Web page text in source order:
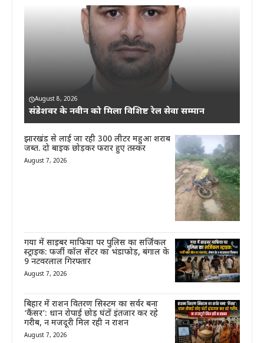
August 8, 2026
संडेशवर के नवीन को मिला विशिष्ट रेल सेवा सम्मान
झारखंड से लाई जा रही 300 लीटर महुआ शराब
जब्त. दो बाइक छोड़कर फरार हुए तस्कर
August 7, 2026
गया में साइबर माफिया पर पुलिस का सर्जिकल
स्ट्राइक: फर्जी कॉल सेंटर का भंडाफोड़, बंगाल के
9 नटवरलाल गिरफ्तार
August 7, 2026
बिहार में राशन वितरण सिस्टम का सर्वर बना
‘कैंसर’: धान रोपाई छोड़ घंटों इंतजार कर रहे
गरीब, न मजदूरी मिल रही न राशन
August 7, 2026